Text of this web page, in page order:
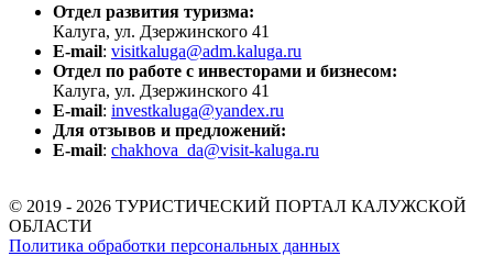
Отдел развития туризма:
Калуга, ул. Дзержинского 41
E-mail: visitkaluga@adm.kaluga.ru
Отдел по работе с инвесторами и бизнесом:
Калуга, ул. Дзержинского 41
E-mail: investkaluga@yandex.ru
Для отзывов и предложений:
E-mail: chakhova_da@visit-kaluga.ru
© 2019 - 2026 ТУРИСТИЧЕСКИЙ ПОРТАЛ КАЛУЖСКОЙ
ОБЛАСТИ
Политика обработки персональных данных